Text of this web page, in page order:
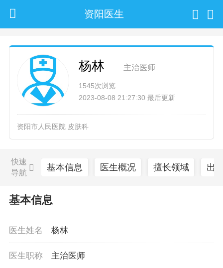
资阳医生
杨林 主治医师
1545次浏览
2023-08-08 21:27:30 最后更新
资阳市人民医院 皮肤科
快速
导航
基本信息 医生概况 擅长领域 出
基本信息
医生姓名 杨林
医生职称 主治医师